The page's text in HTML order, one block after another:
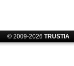
© 2009-2026 TRUSTIA